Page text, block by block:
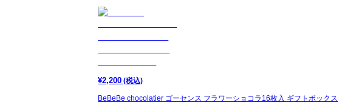
¥2,200 (税込)
BeBeBe chocolatier ゴーセンス フラワーショコラ16枚入 ギフトボックス